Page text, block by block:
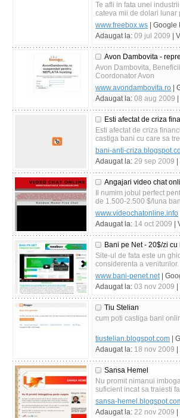
Te afli in fata unei
cateva mii de dolari lunar
www.freebox.ws |
Adaugat la: 09 jul 2009 |
Avon Dambovita -
Avon Dambovita,
Coordonator Avon
www.avondambovita.ro |
Adaugat la: 08 aug 2009
Esti afectat de criza
Esti afectat de criza
castiga bani cu care sa
bani-anti-
Adaugat la: 29 sep 2009
Angajari video chat
Il numim jobul perfect
de 1.500-2.500 $/luna
www.videochatonline.info
Adaugat la: 14 oct 2009 |
Bani pe Net - 20$/zi cu
Site-ul de fata este un
considerenta a
www.bani-penet.net|
Adaugat la: 03 nov 2009
Tiu Stelian
cum poti castiga bani
tiustelian.blogspot.com |
Adaugat la: 18 nov 2009
Sansa Hemel
Nu promit nimanui
suficient incat sa traiesti
sansa-
Adaugat la: 22 nov 2009